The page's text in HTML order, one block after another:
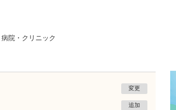
病院・クリニック
変更
追加